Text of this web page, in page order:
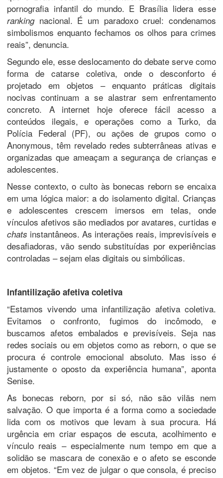
pornografia infantil do mundo. E Brasília lidera esse
rankingnacional. É um paradoxo cruel: condenamos
simbolismos enquanto fechamos os olhos para crimes
reais”, denuncia.
Segundo ele, esse deslocamento do debate serve como
forma de catarse coletiva, onde o desconforto é
projetado em objetos – enquanto práticas digitais
nocivas continuam a se alastrar sem enfrentamento
concreto. A internet hoje oferece fácil acesso a
conteúdos ilegais, e operações como a Turko, da
Polícia Federal (PF), ou ações de grupos como o
Anonymous, têm revelado redes subterrâneas ativas e
organizadas que ameaçam a segurança de crianças e
adolescentes.
Nesse contexto, o culto às bonecas reborn se encaixa
em uma lógica maior: a do isolamento digital. Crianças
e adolescentes crescem imersos em telas, onde
vínculos afetivos são mediados por avatares, curtidas e
chats instantâneos. As interações reais, imprevisíveis e
desafiadoras, vão sendo substituídas por experiências
controladas – sejam elas digitais ou simbólicas.
Infantilização afetiva coletiva
“Estamos vivendo uma infantilização afetiva coletiva.
Evitamos o confronto, fugimos do incômodo, e
buscamos afetos embalados e previsíveis. Seja nas
redes sociais ou em objetos como as reborn, o que se
procura é controle emocional absoluto. Mas isso é
justamente o oposto da experiência humana”, aponta
Senise.
As bonecas reborn, por si só, não são vilãs nem
salvação. O que importa é a forma como a sociedade
lida com os motivos que levam à sua procura. Há
urgência em criar espaços de escuta, acolhimento e
vínculo reais – especialmente num tempo em que a
solidão se mascara de conexão e o afeto se esconde
em objetos. “Em vez de julgar o que consola, é preciso